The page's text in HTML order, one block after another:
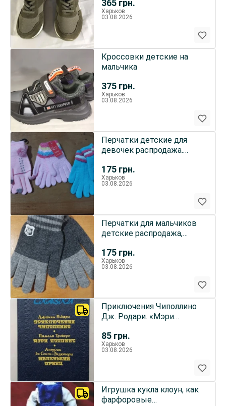
365 грн.
Харьков
03.08.2026
375 грн.
Кроссовки детские на
мальчика
Харьков
03.08.2026
175 грн.
Перчатки детские для
девочек распродажа.
розовые , к
Харьков
03.08.2026
175 грн.
Перчатки для мальчиков
детские распродажа,
Харьков
03.08.2026
85 грн.
Приключения Чиполлино
Дж. Родари. «Мэри
«Маленький принц» А.де
Сент-Экзюпери Изд. 1992
Харьков
03.08.2026
Игрушка кукла клоун, как
фарфоровые